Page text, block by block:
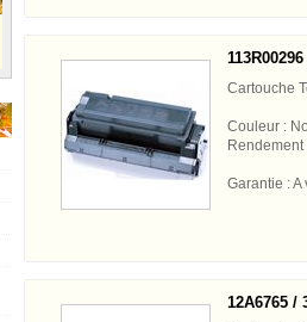
Cartouche
Couleur :
Garantie : A
12A6765 /